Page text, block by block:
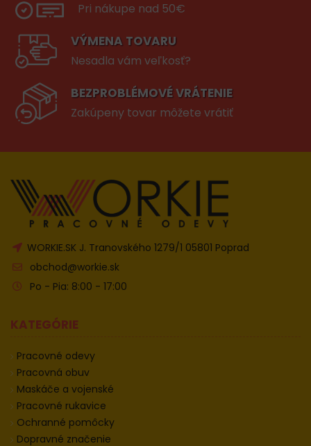
Pri nákupe nad 50€
VÝMENA TOVARU
Nesadla vám veľkosť?
BEZPROBLÉMOVÉ VRÁTENIE
Zakúpeny tovar môžete vrátiť
WORKIE.SK J. Tranovského 1279/1 05801 Poprad
obchod@workie.sk
Po - Pia: 8:00 - 17:00
KATEGÓRIE
Pracovné odevy
Pracovná obuv
Maskáče a vojenské
Pracovné rukavice
Ochranné pomôcky
Dopravné značenie